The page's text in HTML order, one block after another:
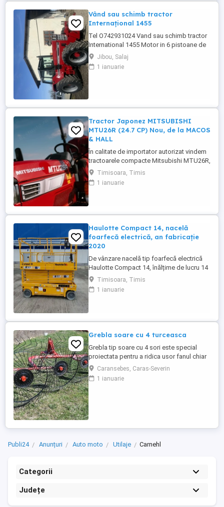
Vând sau schimb tractor
Internațional 1455
Tel O742931024 Vand sau schimb tractor
International 1455 Motor in 6 pistoane de
145 cai cu turbo Cilindru ajutător la ridicare
Tiranti față Cauciucuri in stare foarte buna
Tractorul se afla intr-o stare foarte buna,
Jibou, Salaj
1 ianuarie
Tractor Japonez MITSUBISHI
MTU26R (24.7 CP) Nou, de la MACOS
& HALL
În calitate de importator autorizat vindem
tractoarele compacte Mitsubishi MTU26R,
un tractor proiectat și fabricat integral în
Japonia, recunoscut pentru fiabilitatea sa
legendară și eficiența în spații restrânse.
MTU26R ...
Timisoara, Timis
1 ianuarie
Haulotte Compact 14, nacelă
foarfecă electrică, an fabricație
2020
De vânzare nacelă tip foarfecă electrică
Haulotte Compact 14, înălțime de lucru 14
m, an fabricație 2020, ore funcționare 570,
stare foarte bună de funcționarepreț 7000
euro +TVA
Timisoara, Timis
1 ianuarie
Grebla soare cu 4 turceasca
Grebla tip soare cu 4 sori este special
proiectata pentru a ridica usor fanul chiar
de pe un teren accidentat.De asemenea
aceasta grebla poate fi utilizata pentru
adunat,rasfirat sau intors fanul. Transport
Caransebes, Caras-Severin
1 ianuarie
Publi24 Anunțuri Auto moto Utilaje Carnehl
Categorii
Județe